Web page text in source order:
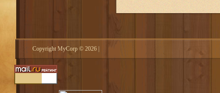
Copyright MyCorp © 2026